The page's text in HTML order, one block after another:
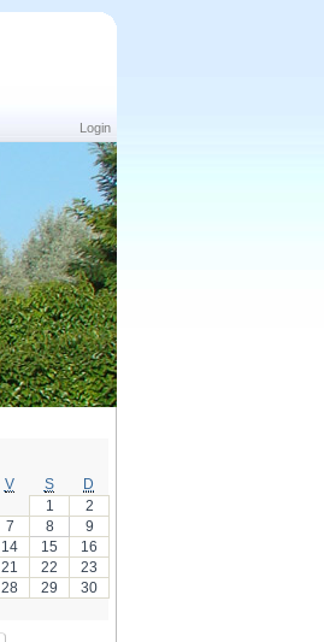
Login
V S
D
1
2
7 8
9
14 15
16
21 22
23
28 29
30